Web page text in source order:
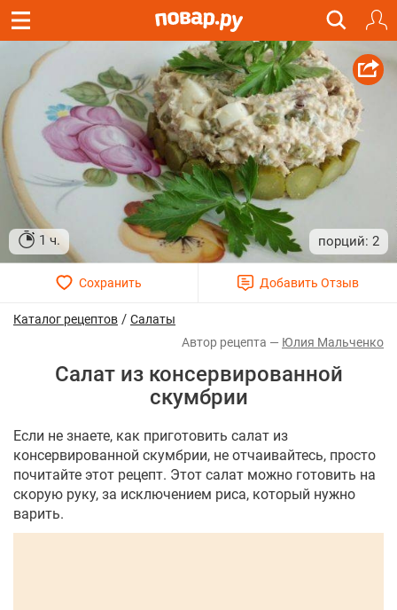
1 ч. 2
Каталог рецептов / Салаты
Юлия Мальченко
Салат из консервированной
скумбрии
Если не знаете, как приготовить салат из
консервированной скумбрии, не отчаивайтесь, просто
почитайте этот рецепт. Этот салат можно готовить на
скорую руку, за исключением риса, который нужно
варить.